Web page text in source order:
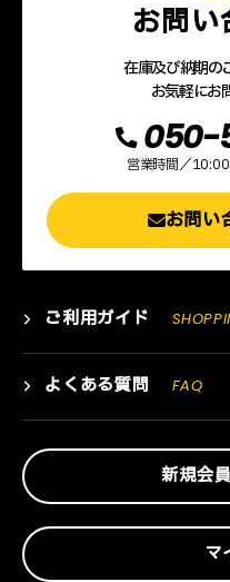
お問い
在庫及び納期の
お気軽にお
050-
営業時間／
お問い
ご利用ガイド
よくある質問 FAQ
新規会
マ